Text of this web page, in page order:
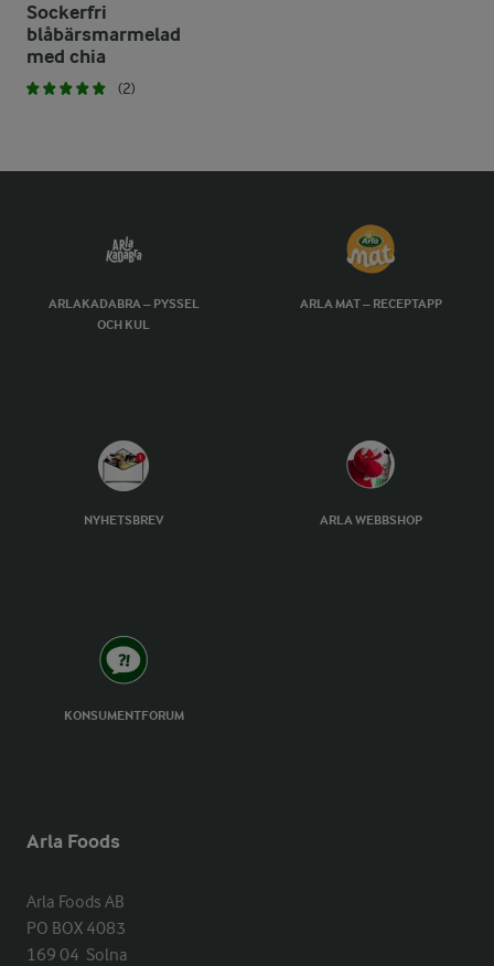
Sockerfri
blåbärsmarmelad
med chia
(2)
ARLAKADABRA – PYSSEL
OCH KUL
ARLA MAT – RECEPTAPP
NYHETSBREV ARLA WEBBSHOP
KONSUMENTFORUM
Arla Foods
Arla Foods AB
PO BOX 4083
169 04  Solna